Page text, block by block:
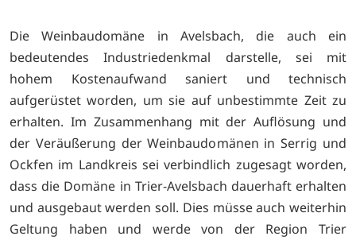
Die Weinbaudomäne in Avelsbach, die auch ein
bedeutendes Industriedenkmal darstelle, sei mit
hohem Kostenaufwand saniert und technisch
aufgerüstet worden, um sie auf unbestimmte Zeit zu
erhalten. Im Zusammenhang mit der Auflösung und
der Veräußerung der Weinbaudomänen in Serrig und
Ockfen im Landkreis sei verbindlich zugesagt worden,
dass die Domäne in Trier-Avelsbach dauerhaft erhalten
und ausgebaut werden soll. Dies müsse auch weiterhin
Geltung haben und werde von der Region Trier